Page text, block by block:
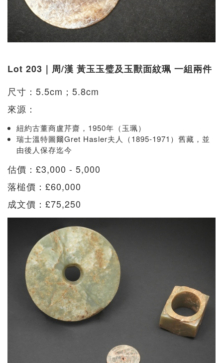
Lot 203｜周/漢 黃玉玉璧及玉獸面紋珮 一組兩件
尺寸：5.5cm；5.8cm
來源：
紐約古董商盧芹齋，1950年（玉珮）
瑞士溫特圖爾Gret Hasler夫人（1895-1971）舊藏，並
由後人保存迄今
估價：£3,000 - 5,000
落槌價：£60,000
成文價：£75,250